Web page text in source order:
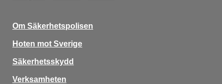
Om Säkerhetspolisen
Hoten mot Sverige
Säkerhetsskydd
Verksamheten